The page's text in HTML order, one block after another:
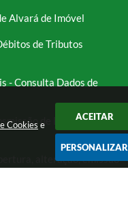
Cookies e
ACEITAR
PERSONALIZAR
Alvará de Imóvel
de Tributos
- Consulta Dados de
de Bens Imóveis
alteração, emissão
empresas – Facilita SP